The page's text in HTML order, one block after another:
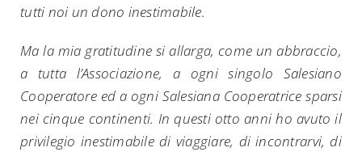
tutti noi un dono inestimabile.
Ma la mia gratitudine si allarga, come un abbraccio,
a tutta l’Associazione, a ogni singolo Salesiano
Cooperatore ed a ogni Salesiana Cooperatrice sparsi
nei cinque continenti. In questi otto anni ho avuto il
privilegio inestimabile di viaggiare, di incontrarvi, di